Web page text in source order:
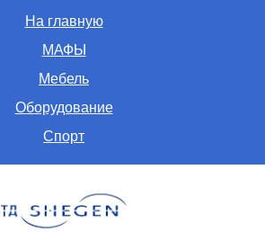
На главную
МАФЫ
Мебель
Оборудование
Спорт